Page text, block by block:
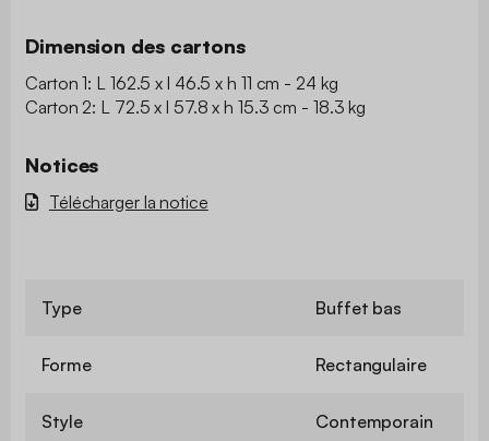
Dimension des cartons
Carton 1: L 162.5 x l 46.5 x h 11 cm - 24 kg
Carton 2: L 72.5 x l 57.8 x h 15.3 cm - 18.3 kg
Notices
Télécharger la notice
Type Buffet bas
Forme Rectangulaire
Style Contemporain